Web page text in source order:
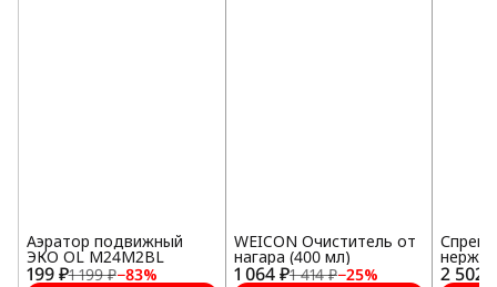
199 ₽1 199 ₽−83%
Аэратор подвижный
ЭКО OL M24M2BL
1 064 ₽1 414 ₽−25%
WEICON Очиститель от
нагара (400 мл)
2 502
Спрей
400 мл